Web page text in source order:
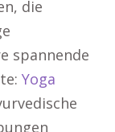
die
spannende
Yoga